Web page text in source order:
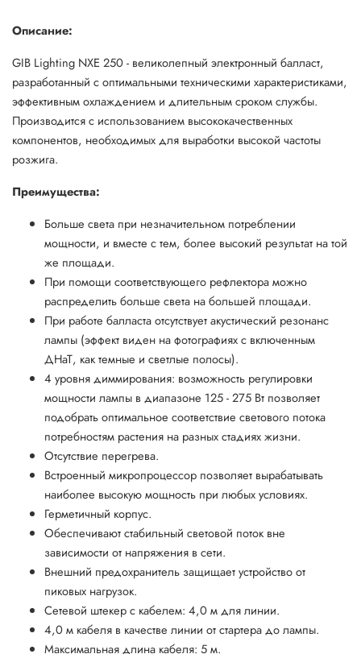
Описание:
GIB Lighting NXE 250 - великолепный электронный балласт,
разработанный с оптимальными техническими характеристиками,
эффективным охлаждением и длительным сроком службы.
Производится с использованием высококачественных
компонентов, необходимых для выработки высокой частоты
розжига.
Преимущества:
Больше света при незначительном потреблении
мощности, и вместе с тем, более высокий результат на той
же площади.
При помощи соответствующего рефлектора можно
распределить больше света на большей площади.
При работе балласта отсутствует акустический резонанс
лампы (эффект виден на фотографиях с включенным
ДНаТ, как темные и светлые полосы).
4 уровня диммирования: возможность регулировки
мощности лампы в диапазоне 125 - 275 Вт позволяет
подобрать оптимальное соответствие светового потока
потребностям растения на разных стадиях жизни.
Отсутствие перегрева.
Встроенный микропроцессор позволяет вырабатывать
наиболее высокую мощность при любых условиях.
Герметичный корпус.
Обеспечивают стабильный световой поток вне
зависимости от напряжения в сети.
Внешний предохранитель защищает устройство от
пиковых нагрузок.
Сетевой штекер с кабелем: 4,0 м для линии.
4,0 м кабеля в качестве линии от стартера до лампы.
Максимальная длина кабеля: 5 м.